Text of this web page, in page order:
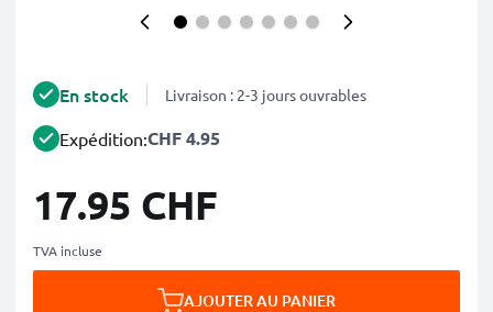
En stock Livraison : 2-3 jours ouvrables
Expédition:CHF 4.95
17.95 CHF
TVA incluse
AJOUTER AU PANIER